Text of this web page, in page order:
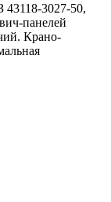
43118-3027-50,
панелей
Крано-